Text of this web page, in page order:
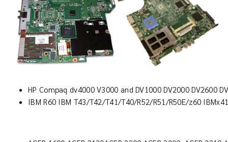
HP Compaq dv4000 V3000 and DV1000 DV2000 DV2600
IBM R60 IBM T43/T42/T41/T40/R52/R51/R50E/z60